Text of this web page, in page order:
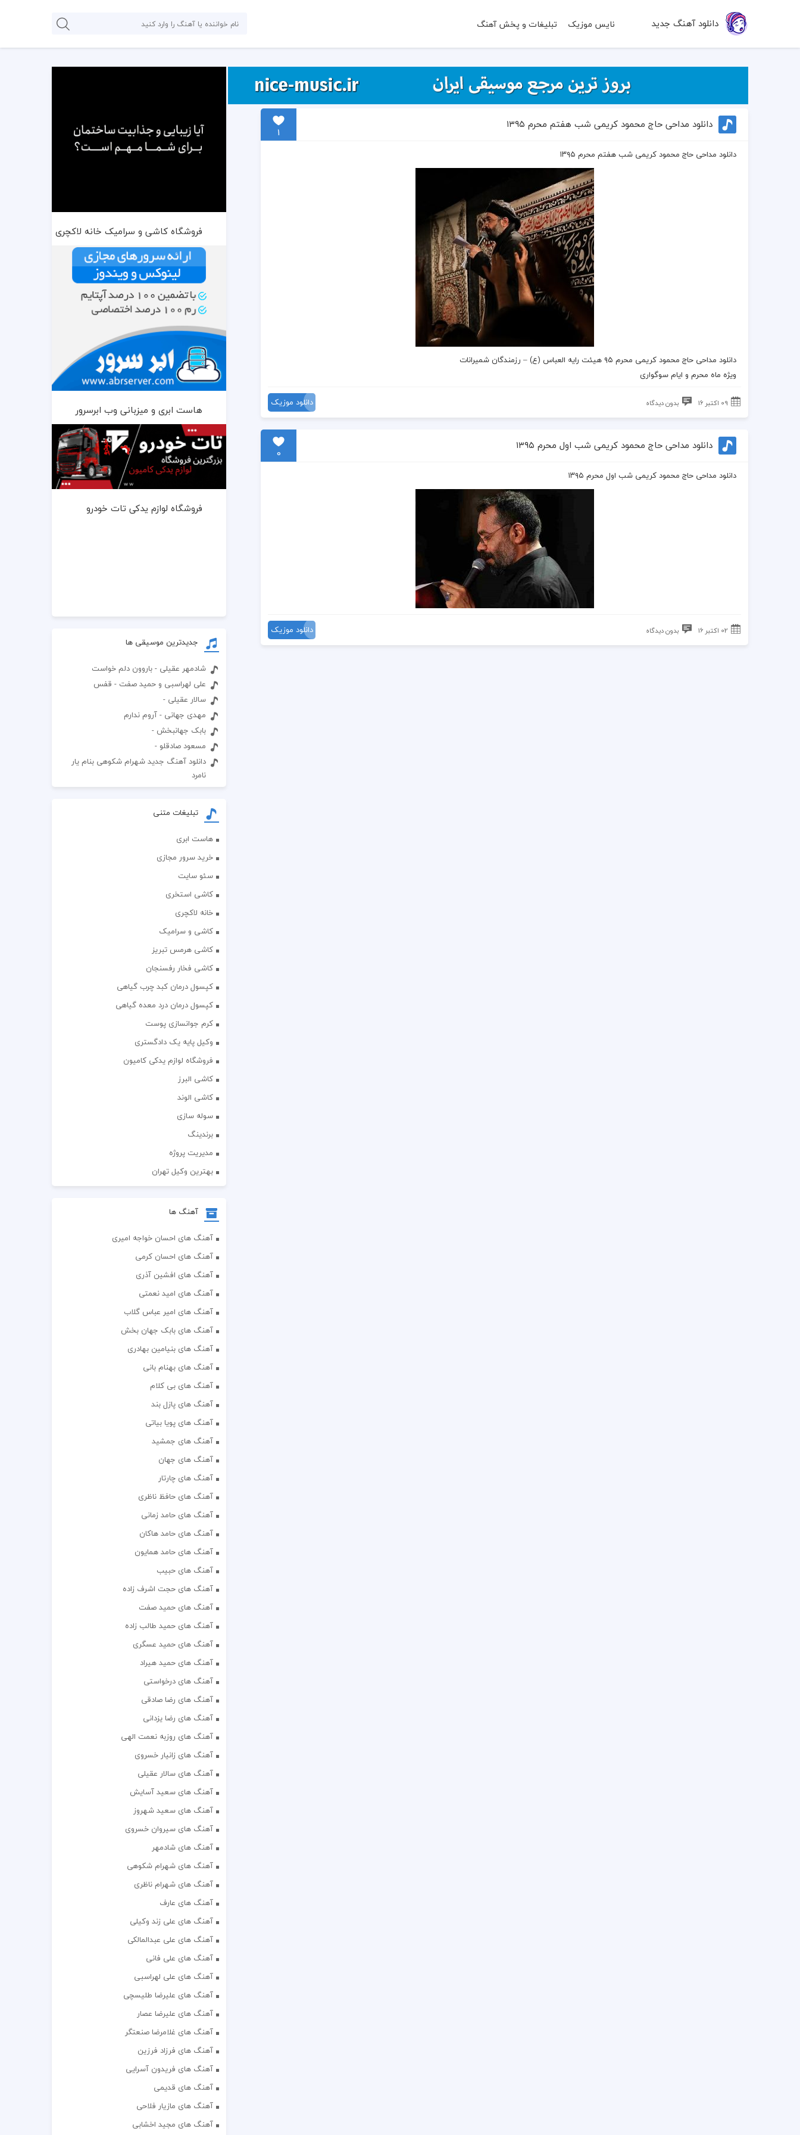
دانلود آهنگ جدید نایس موزیک تبلیغات و پخش آهنگ
دانلود مداحی حاج محمود کریمی شب هفتم محرم ۱۳۹۵
1
دانلود مداحی حاج محمود کریمی شب هفتم محرم ۱۳۹۵
دانلود مداحی حاج محمود کریمی محرم ۹۵ هیئت رایه العباس (ع) – رزمندگان شمیرانات
ویژه ماه محرم و ایام سوگواری
09 اکتبر 16 بدون دیدگاه دانلود موزیک
دانلود مداحی حاج محمود کریمی شب اول محرم ۱۳۹۵
0
دانلود مداحی حاج محمود کریمی شب اول محرم ۱۳۹۵
02 اکتبر 16 بدون دیدگاه دانلود موزیک
فروشگاه کاشی و سرامیک خانه لاکچری
هاست ابری و میزبانی وب ابرسرور
فروشگاه لوازم یدکی تات خودرو
جدیدترین موسیقی ها
شادمهر عقیلی - باروون دلم خواست
علی لهراسبی و حمید صفت - قفس
سالار عقیلی -
مهدی جهانی - آروم ندارم
بابک جهانبخش -
مسعود صادقلو -
دانلود آهنگ جدید شهرام شکوهی بنام یار
نامرد
تبلیغات متنی
هاست ابری
خرید سرور مجازی
سئو سایت
کاشی استخری
خانه لاکچری
کاشی و سرامیک
کاشی هرمس تبریز
کاشی فخار رفسنجان
کپسول درمان کبد چرب گیاهی
کپسول درمان درد معده گیاهی
کرم جوانسازی پوست
وکیل پایه یک دادگستری
فروشگاه لوازم یدکی کامیون
کاشی البرز
کاشی الوند
سوله سازی
برندینگ
مدیریت پروژه
بهترین وکیل تهران
آهنگ ها
آهنگ های احسان خواجه امیری
آهنگ های احسان کرمی
آهنگ های افشین آذری
آهنگ های امید نعمتی
آهنگ های امیر عباس گلاب
آهنگ های بابک جهان بخش
آهنگ های بنیامین بهادری
آهنگ های بهنام بانی
آهنگ های بی کلام
آهنگ های پازل بند
آهنگ های پویا بیاتی
آهنگ های جمشید
آهنگ های جهان
آهنگ های چارتار
آهنگ های حافظ ناظری
آهنگ های حامد زمانی
آهنگ های حامد هاکان
آهنگ های حامد همایون
آهنگ های حبیب
آهنگ های حجت اشرف زاده
آهنگ های حمید صفت
آهنگ های حمید طالب زاده
آهنگ های حمید عسگری
آهنگ های حمید هیراد
آهنگ های درخواستی
آهنگ های رضا صادقی
آهنگ های رضا یزدانی
آهنگ های روزبه نعمت الهی
آهنگ های زانیار خسروی
آهنگ های سالار عقیلی
آهنگ های سعید آسایش
آهنگ های سعید شهروز
آهنگ های سیروان خسروی
آهنگ های شادمهر
آهنگ های شهرام شکوهی
آهنگ های شهرام ناظری
آهنگ های عارف
آهنگ های علی زند وکیلی
آهنگ های علی عبدالمالکی
آهنگ های علی فانی
آهنگ های علی لهراسبی
آهنگ های علیرضا طلیسچی
آهنگ های علیرضا عصار
آهنگ های غلامرضا صنعتگر
آهنگ های فرزاد فرزین
آهنگ های فریدون آسرایی
آهنگ های قدیمی
آهنگ های مازیار فلاحی
آهنگ های مجید اخشابی